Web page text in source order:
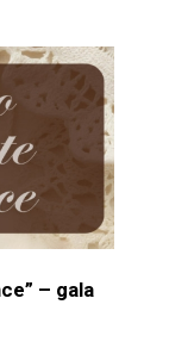
– gala